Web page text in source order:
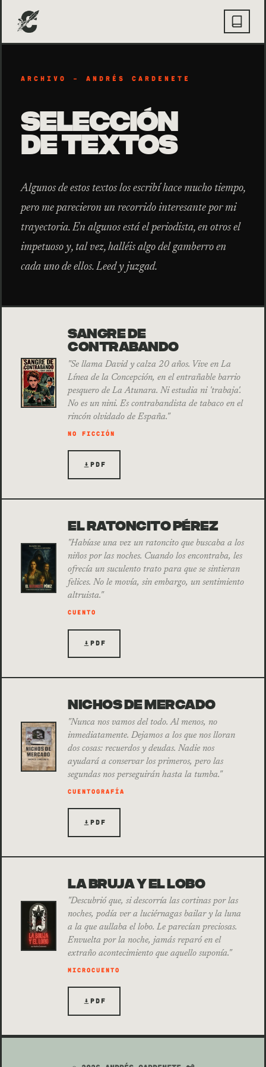
ARCHIVO — ANDRÉS CARDENETE
SELECCIÓN
DE TEXTOS
Algunos de estos textos los escribí hace mucho tiempo,
pero me parecieron un recorrido interesante por mi
trayectoria. En algunos está el periodista, en otros el
impetuoso y, tal vez, halléis algo del gamberro en
cada uno de ellos. Leed y juzgad.
SANGRE DE
CONTRABANDO
"Se llama David y calza 20 años. Vive en La
Línea de la Concepción, en el entrañable barrio
pesquero de La Atunara. Ni estudia ni 'trabaja'.
No es un nini. Es contrabandista de tabaco en el
rincón olvidado de España."
NO FICCIÓN
PDF
EL RATONCITO PÉREZ
"Habíase una vez un ratoncito que buscaba a los
niños por las noches. Cuando los encontraba, les
ofrecía un suculento trato para que se sintieran
felices. No le movía, sin embargo, un sentimiento
altruista."
CUENTO
PDF
NICHOS DE MERCADO
"Nunca nos vamos del todo. Al menos, no
inmediatamente. Dejamos a los que nos lloran
dos cosas: recuerdos y deudas. Nadie nos
ayudará a conservar los primeros, pero las
segundas nos perseguirán hasta la tumba."
CUENTOGRAFÍA
PDF
LA BRUJA Y EL LOBO
"Descubrió que, si descorría las cortinas por las
noches, podía ver a luciérnagas bailar y la luna
a la que aullaba el lobo. Le parecían preciosas.
Envuelta por la noche, jamás reparó en el
extraño acontecimiento que aquello suponía."
MICROCUENTO
PDF